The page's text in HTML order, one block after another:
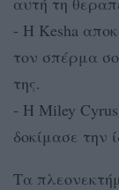
- H Kesha
τον σπέρμα
της.
- H Miley
δοκίμασε την
Τα